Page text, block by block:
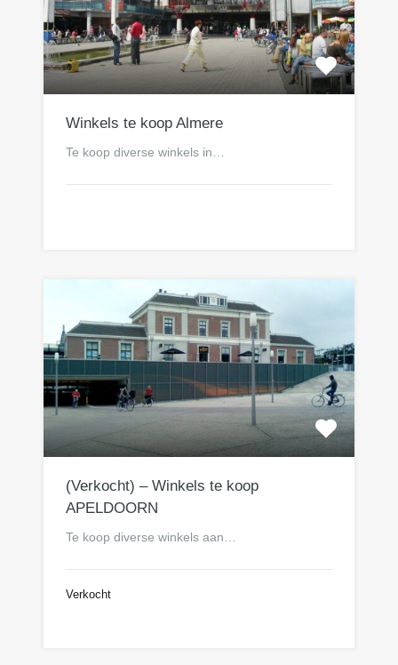
Winkels te koop Almere
Te koop diverse winkels in…
(Verkocht) – Winkels te koop
APELDOORN
Te koop diverse winkels aan…
Verkocht